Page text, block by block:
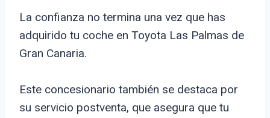
La confianza no termina una vez que has
adquirido tu coche en Toyota Las Palmas de
Gran Canaria.
Este concesionario también se destaca por
su servicio postventa, que asegura que tu